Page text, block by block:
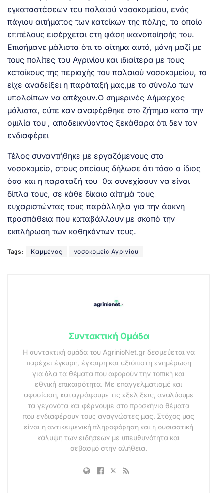
εγκαταστάσεων του παλαιού νοσοκομείου, ενός
πάγιου αιτήματος των κατοίκων της πόλης, το οποίο
επιτέλους εισέρχεται στη φάση ικανοποίησής του.
Επισήμανε μάλιστα ότι το αίτημα αυτό, μόνη μαζί με
τους πολίτες του Αγρινίου και ιδιαίτερα με τους
κατοίκους της περιοχής του παλαιού νοσοκομείου, το
είχε αναδείξει η παράταξή μας,με το σύνολο των
υπολοίπων να απέχουν.Ο σημερινός Δήμαρχος
μάλιστα, ούτε καν αναφέρθηκε στο ζήτημα κατά την
ομιλία του , αποδεικνύοντας ξεκάθαρα ότι δεν τον
ενδιαφέρει
Τέλος συναντήθηκε με εργαζόμενους στο
νοσοκομείο, στους οποίους δήλωσε ότι τόσο ο ίδιος
όσο και η παράταξή του θα συνεχίσουν να είναι
δίπλα τους, σε κάθε δίκαιο αίτημά τους,
ευχαριστώντας τους παράλληλα για την άοκνη
προσπάθεια που καταβάλλουν με σκοπό την
εκπλήρωση των καθηκόντων τους.
Tags: Καμμένος νοσοκομείο Αγρινίου
Συντακτική Ομάδα
Η συντακτική ομάδα του AgrinioNet.gr δεσμεύεται να
παρέχει έγκυρη, έγκαιρη και αξιόπιστη ενημέρωση
για όλα τα θέματα που αφορούν την τοπική και
εθνική επικαιρότητα. Με επαγγελματισμό και
αφοσίωση, καταγράφουμε τις εξελίξεις, αναλύουμε
τα γεγονότα και φέρνουμε στο προσκήνιο θέματα
που ενδιαφέρουν τους αναγνώστες μας. Στόχος μας
είναι η αντικειμενική πληροφόρηση και η ουσιαστική
κάλυψη των ειδήσεων με υπευθυνότητα και
σεβασμό στην αλήθεια.